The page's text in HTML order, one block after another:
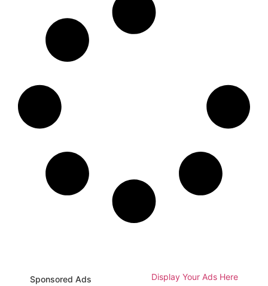
Sponsored Ads Display Your Ads Here